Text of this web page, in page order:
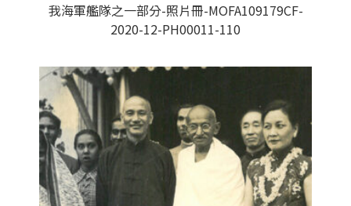
我海軍艦隊之一部分-照片冊-MOFA109179CF-
2020-12-PH00011-110